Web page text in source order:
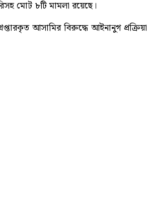
মোট ৮টি মামলা রয়েছে।
আসামির বিরুদ্ধে আইনানুগ প্রক্রিয়া